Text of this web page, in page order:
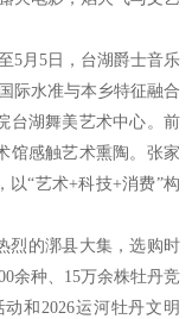
月5日，台湖爵士音乐
际水准与本乡特征融合
台湖舞美艺术中心。前
馆感触艺术熏陶。张家
以“艺术+科技+消费”构
的漷县大集，选购时
余种、15万余株牡丹竞
和2026运河牡丹文明